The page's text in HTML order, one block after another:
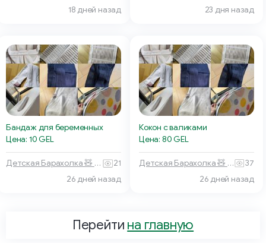
18 дней назад
23 дня назад
Бандаж для беременных
Цена: 10 GEL
Детская Барахолка 🧸 Батуми
21
26 дней назад
Кокон с валиками
Цена: 80 GEL
Детская Барахолка 🧸 Батуми
37
26 дней назад
Перейти на главную